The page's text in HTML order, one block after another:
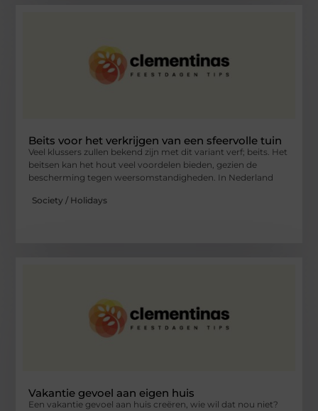
Beits voor het verkrijgen van een sfeervolle tuin
Veel klussers zullen bekend zijn met dit variant verf; beits. Het
beitsen kan het hout veel voordelen bieden, gezien de
bescherming tegen weersomstandigheden. In Nederland
Society / Holidays
Vakantie gevoel aan eigen huis
Een vakantie gevoel aan huis creëren, wie wil dat nou niet?